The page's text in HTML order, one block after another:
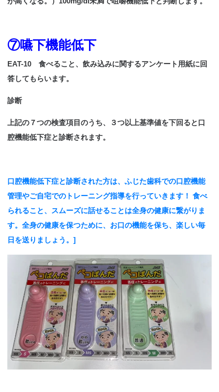
⑦嚥下機能低下
EAT-10 食べること、飲み込みに関するアンケート用紙に回
答してもらいます。
診断
上記の７つの検査項目のうち、３つ以上基準値を下回ると口
腔機能低下症と診断されます。
口腔機能低下症と診断された方は、ふじた歯科での口腔機能
管理やご自宅でのトレーニング指導を行っていきます！ 食べ
られること、スムーズに話せることは全身の健康に繋がりま
す。全身の健康を保つために、お口の機能を保ち、楽しい毎
日を送りましょう。]